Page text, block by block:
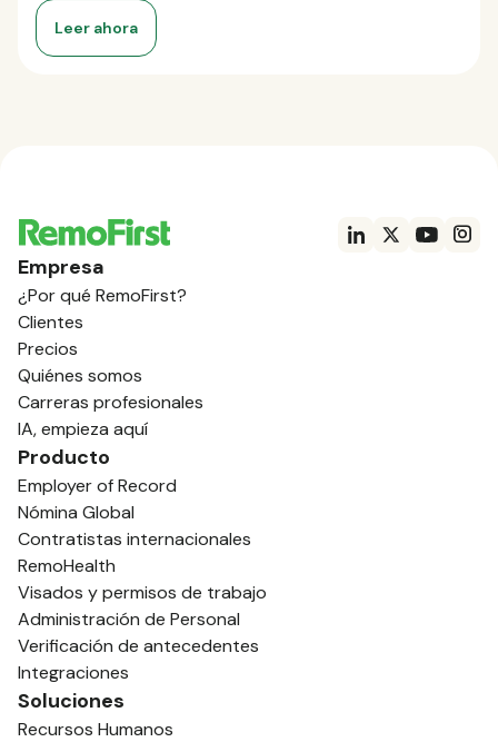
Leer ahora
Empresa
¿Por qué RemoFirst?
Clientes
Precios
Quiénes somos
Carreras profesionales
IA, empieza aquí
Producto
Employer of Record
Nómina Global
Contratistas internacionales
RemoHealth
Visados y permisos de trabajo
Administración de Personal
Verificación de antecedentes
Integraciones
Soluciones
Recursos Humanos